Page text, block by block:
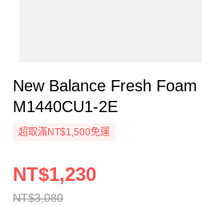
New Balance Fresh
M1440CU1-2E
超取滿NT$1,500免運
NT$3,080
NT$1,230